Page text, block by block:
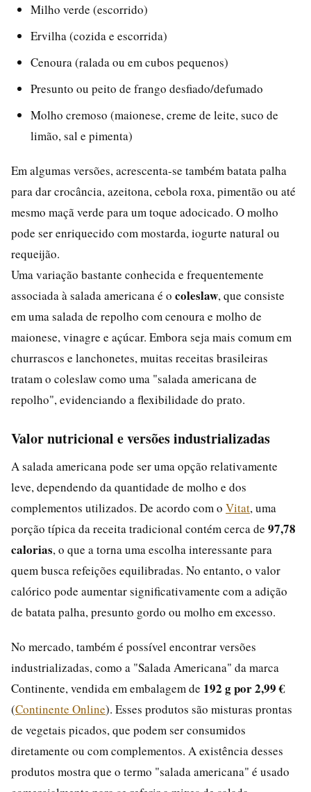
Milho verde (escorrido)
Ervilha (cozida e escorrida)
Cenoura (ralada ou em cubos pequenos)
Presunto ou peito de frango desfiado/defumado
Molho cremoso (maionese, creme de leite, suco de
limão, sal e pimenta)
Em algumas versões, acrescenta-se também batata palha
para dar crocância, azeitona, cebola roxa, pimentão ou até
mesmo maçã verde para um toque adocicado. O molho
pode ser enriquecido com mostarda, iogurte natural ou
requeijão.
Uma variação bastante conhecida e frequentemente
associada à salada americana é o coleslaw, que consiste
em uma salada de repolho com cenoura e molho de
maionese, vinagre e açúcar. Embora seja mais comum em
churrascos e lanchonetes, muitas receitas brasileiras
tratam o coleslaw como uma "salada americana de
repolho", evidenciando a flexibilidade do prato.
Valor nutricional e versões industrializadas
A salada americana pode ser uma opção relativamente
leve, dependendo da quantidade de molho e dos
complementos utilizados. De acordo com o Vitat, uma
porção típica da receita tradicional contém cerca de 97,78
calorias, o que a torna uma escolha interessante para
quem busca refeições equilibradas. No entanto, o valor
calórico pode aumentar significativamente com a adição
de batata palha, presunto gordo ou molho em excesso.
No mercado, também é possível encontrar versões
industrializadas, como a "Salada Americana" da marca
Continente, vendida em embalagem de 192 g por 2,99 €
(Continente Online). Esses produtos são misturas prontas
de vegetais picados, que podem ser consumidos
diretamente ou com complementos. A existência desses
produtos mostra que o termo "salada americana" é usado